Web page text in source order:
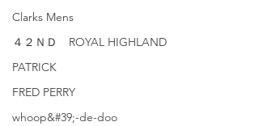
Clarks Mens
４２ＮＤ ROYAL HIGHLAND
PATRICK
FRED PERRY
whoop&#39;-de-doo